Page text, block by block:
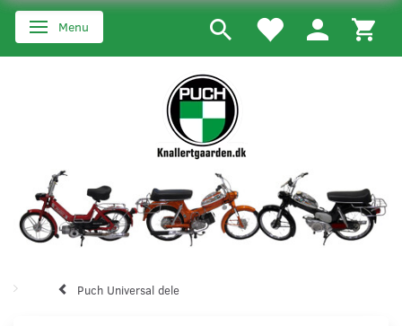
Skifte navigation
Menu
Puch Universal dele